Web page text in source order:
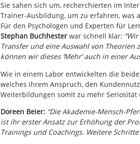
Sie sahen sich um, recherchierten im
Trainer-Ausbildung, um zu erfahren,
Für den Psychologen und Experten für
Stephan Buchhester war schnell klar:
Transfer und eine Auswahl von
können wir dieses ‘Mehr’ auch in einer
Wie in einem Labor entwickelten die
welches ihrem Anspruch, den
Weiterbildungen somit zu mehr
Doreen Beier: “Die Akademie-Mensch-
ist ihr erster Ansatz zur Erhöhung der
Trainings und Coachings. Weitere